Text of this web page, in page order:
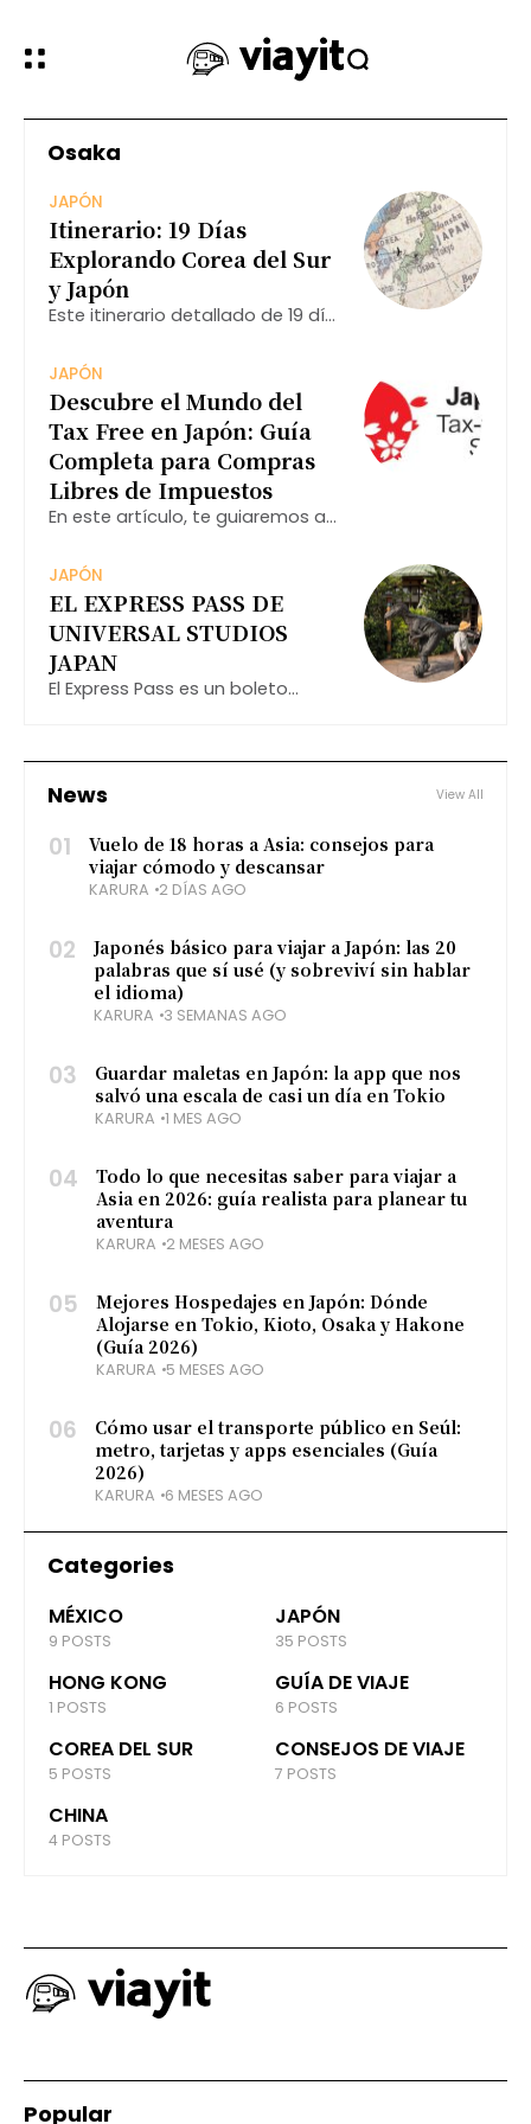
Osaka
JAPÓN
Itinerario: 19 Días
Explorando Corea del Sur
y Japón
Este itinerario detallado de 19 días
culturales y modernos de Corea
del Sur y Japón, ofreciendo una
mezcla perfecta de historia,
tradición y
JAPÓN
Descubre el Mundo del
Tax Free en Japón: Guía
Completa para Compras
Libres de Impuestos
En este artículo, te guiaremos a
necesitas saber para aprovechar
al máximo esta ventaja durante
tu estancia en Japón.
JAPÓN
EL EXPRESS PASS DE
UNIVERSAL STUDIOS
JAPAN
El Express Pass es un boleto
parque (Studio Pass). Este pase
te permite acortar
significativamente el tiempo de
espera para
News View All
01
Vuelo de 18 horas a Asia: consejos para
viajar cómodo y descansar
KARURA 2 DÍAS AGO
02
Japonés básico para viajar a Japón: las 20
palabras que sí usé (y sobreviví sin hablar
el idioma)
KARURA 3 SEMANAS AGO
03
Guardar maletas en Japón: la app que nos
salvó una escala de casi un día en Tokio
KARURA 1 MES AGO
04
Todo lo que necesitas saber para viajar a
Asia en 2026: guía realista para planear tu
aventura
KARURA 2 MESES AGO
05
Mejores Hospedajes en Japón: Dónde
Alojarse en Tokio, Kioto, Osaka y Hakone
(Guía 2026)
KARURA 5 MESES AGO
06
Cómo usar el transporte público en Seúl:
metro, tarjetas y apps esenciales (Guía
2026)
KARURA 6 MESES AGO
Categories
MÉXICO
9 POSTS
JAPÓN
35 POSTS
HONG KONG
1 POSTS
GUÍA DE VIAJE
6 POSTS
COREA DEL SUR
5 POSTS
CONSEJOS DE VIAJE
7 POSTS
CHINA
4 POSTS
Popular